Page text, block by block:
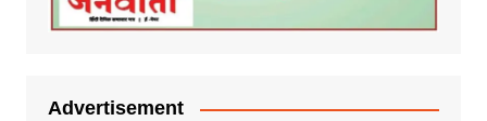
Advertisement